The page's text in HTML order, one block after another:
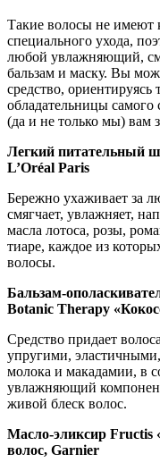
Такие волосы не имеют
специального ухода,
любой увлажняющий,
бальзам и маску. Вы
средство,
обладательницы самого
(да и не только мы) вам
Легкий питательный
L’Oréal Paris
Бережно ухаживает за
смягчает, увлажняет,
масла лотоса, розы,
тиаре, каждое из
волосы.
Бальзам-
Botanic Therapy
Средство придает
упругими,
молока и макадамии, в
увлажняющий
живой блеск волос.
Масло-эликсир Fructis
волос, Garnier